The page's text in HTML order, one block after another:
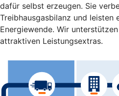
dafür selbst erzeugen. Sie
Treibhausgasbilanz und leisten
Energiewende. Wir
attraktiven Leistungsextras.